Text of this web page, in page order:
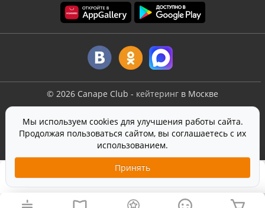
2 190 ₽ 9 шт. Добавить в корзину
© 2026 Canape Club - кейтеринг в Москве
Политика конфиденциальности
Согласие на обработку персональных данных
На сайте используетсяSmartCaptcha
Мы используем cookies для улучшения работы сайта.
Продолжая пользоваться сайтом, вы соглашаетесь с их
использованием.
Принять